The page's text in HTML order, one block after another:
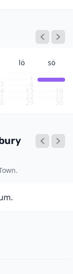
lö
sö
2
9